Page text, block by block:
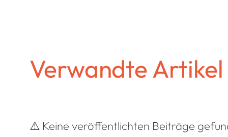
Verwandte Artikel
⚠️ Keine veröffentlichten Beiträge